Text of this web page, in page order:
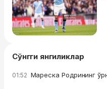
Сўнгги янгиликлар
01:52 Мареска Родрининг